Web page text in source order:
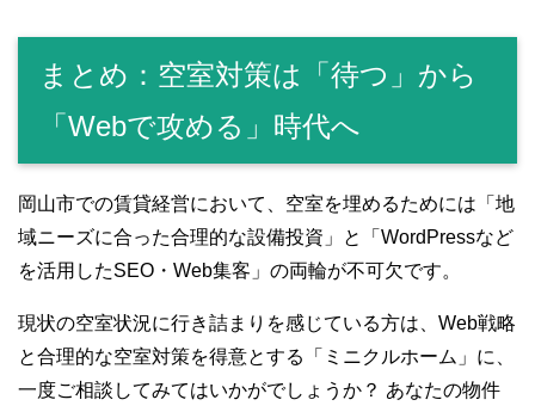
まとめ：空室対策は「待つ」から
「Webで攻める」時代へ
岡山市での賃貸経営において、空室を埋めるためには「地
域ニーズに合った合理的な設備投資」と「WordPressなど
を活用したSEO・Web集客」の両輪が不可欠です。
現状の空室状況に行き詰まりを感じている方は、Web戦略
と合理的な空室対策を得意とする「ミニクルホーム」に、
一度ご相談してみてはいかがでしょうか？ あなたの物件